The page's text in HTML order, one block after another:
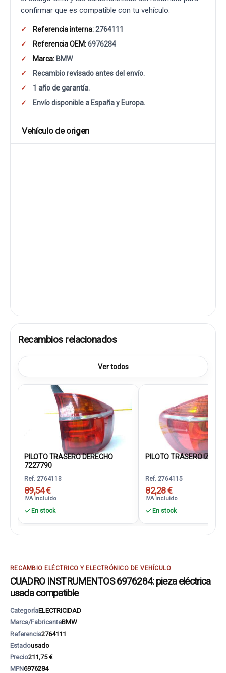
confirmar que es compatible con tu vehículo.
Referencia interna:2764111
Referencia OEM:6976284
Marca: BMW
Recambio revisado antes del envío.
1 año de garantía.
Envío disponible a España y Europa.
Vehículo de origen
Recambios relacionados
Ver todos
PILOTO TRASERO DERECHO
7227790
Ref. 2764113
89,54 €
IVA incluido
En stock
PILOTO TRASERO
Ref. 2764115
82,28 €
IVA incluido
En stock
RECAMBIO ELÉCTRICO Y ELECTRÓNICO DE VEHÍCULO
CUADRO INSTRUMENTOS 6976284: pieza eléctrica
usada compatible
CategoríaELECTRICIDAD
Marca/FabricanteBMW
Referencia2764111
Estadousado
Precio211,75 €
MPN6976284